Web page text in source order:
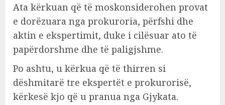
Ata kërkuan që të moskonsiderohen provat
e dorëzuara nga prokuroria, përfshi dhe
aktin e ekspertimit, duke i cilësuar ato të
papërdorshme dhe të paligjshme.
Po ashtu, u kërkua që të thirren si
dëshmitarë tre ekspertët e prokurorisë,
kërkesë kjo që u pranua nga Gjykata.